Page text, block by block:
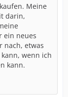
Meine
darin,
ein neues
nach, etwas
wenn ich
kann.